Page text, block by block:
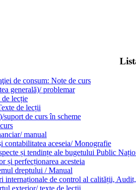
de consum: Note de curs
generală)/ problemar
lecție
de lecții
de curs în scheme
manual
contabilitatea aceseia/ Monografie
și tendințe ale bugetului Public
și perfecționarea acesteia
dreptului / Manual
internaționale de control al calității,
exterior/ texte de lecții